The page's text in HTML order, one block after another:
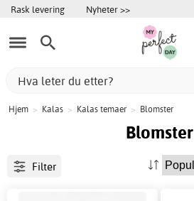
Rask levering Nyheter >>
Hjem > Kalas > Kalas temaer > Blomster
Blomster
Filter